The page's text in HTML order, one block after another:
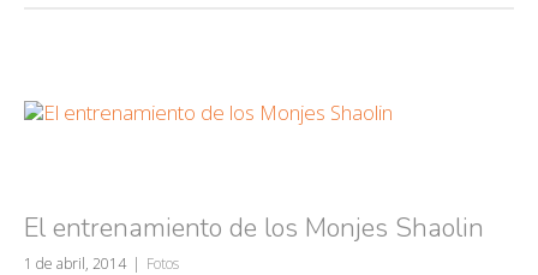
El entrenamiento de los Monjes Shaolin
1 de abril, 2014 Fotos